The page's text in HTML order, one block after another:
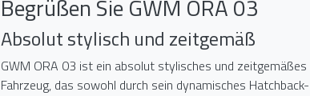
Begrüßen Sie GWM ORA 03
Absolut stylisch und zeitgemäß
GWM ORA 03 ist ein absolut stylisches und zeitgemäßes
Fahrzeug, das sowohl durch sein dynamisches Hatchback-